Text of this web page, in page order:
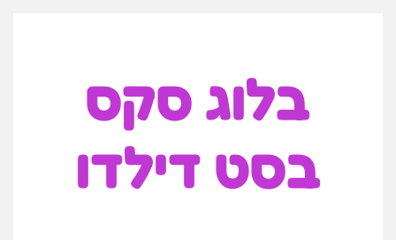
בלוג סקס
בסט דילדו